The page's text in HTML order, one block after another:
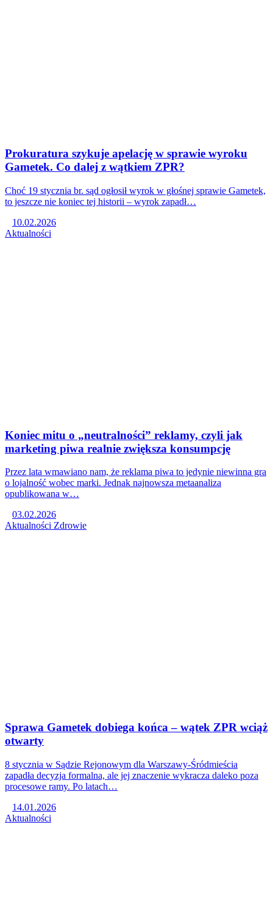
Prokuratura szykuje apelację w sprawie wyroku
Gametek. Co dalej z wątkiem ZPR?
Choć 19 stycznia br. sąd ogłosił wyrok w głośnej sprawie Gametek,
to jeszcze nie koniec tej historii – wyrok zapadł…
10.02.2026
Aktualności
Koniec mitu o „neutralności” reklamy, czyli jak
marketing piwa realnie zwiększa konsumpcję
Przez lata wmawiano nam, że reklama piwa to jedynie niewinna gra
o lojalność wobec marki. Jednak najnowsza metaanaliza
opublikowana w…
03.02.2026
Aktualności Zdrowie
Sprawa Gametek dobiega końca – wątek ZPR wciąż
otwarty
8 stycznia w Sądzie Rejonowym dla Warszawy-Śródmieścia
zapadła decyzja formalna, ale jej znaczenie wykracza daleko poza
procesowe ramy. Po latach…
14.01.2026
Aktualności